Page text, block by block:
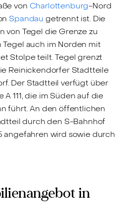
von Charlottenburg-Nord
Spandau getrennt ist. Die
von Tegel die Grenze zu
auch im Norden mit
Stolpe teilt. Tegel grenzt
Reinickendorfer Stadtteile
Der Stadtteil verfügt über
111, die im Süden auf die
führt. An den öffentlichen
durch den S-Bahnhof
angefahren wird sowie durch
in